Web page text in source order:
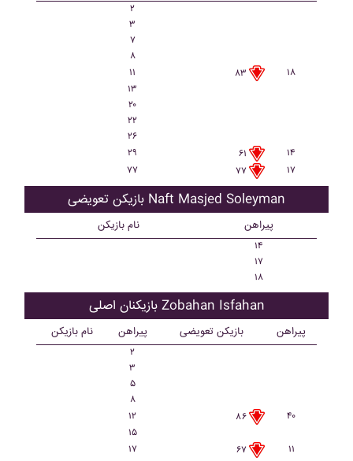
۲
۳
۷
۸
۱۱
۸۳
۱۸
۱۳
۲۰
۲۲
۲۶
۲۹
۶۱
۱۴
۷۷
۷۷ ۱۷
بازیکن تعویضی Naft Masjed Soleyman
نام بازیکن پیراهن
۱۴
۱۷
۱۸
بازیکنان اصلی Zobahan Isfahan
نام بازیکن پیراهن بازیکن تعویضی پیراهن
۲
۳
۵
۸
۱۲
۸۶
۴۰
۱۵
۱۷
۶۷
۱۱